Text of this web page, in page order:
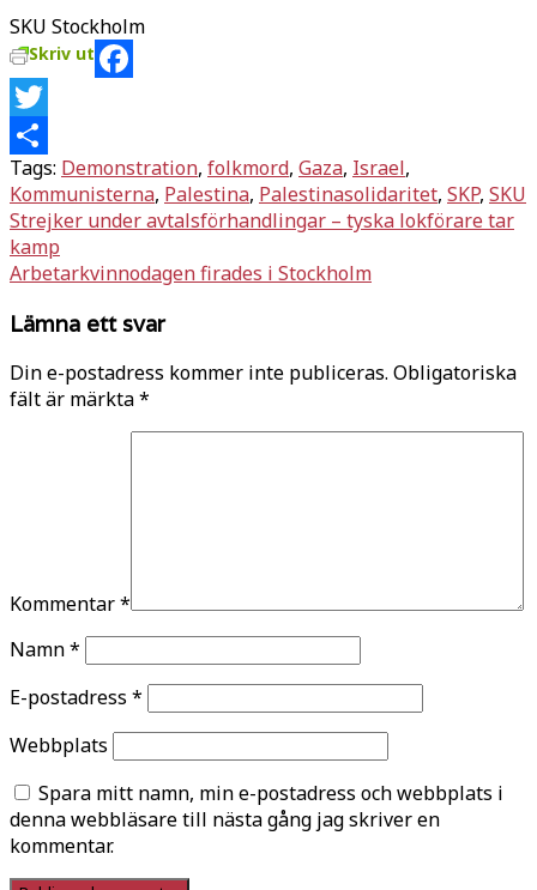
SKU Stockholm
Skriv ut
Facebook
Twitter
Dela
Tags: Demonstration, folkmord, Gaza, Israel,
Kommunisterna, Palestina, Palestinasolidaritet, SKP, SKU
Inläggsnavigering
Strejker under avtalsförhandlingar – tyska lokförare tar
kamp
Arbetarkvinnodagen firades i Stockholm
Lämna ett svar
Din e-postadress kommer inte publiceras. Obligatoriska
fält är märkta*
Kommentar*
Namn*
E-postadress *
Webbplats
Spara mitt namn, min e-postadress och webbplats i
denna webbläsare till nästa gång jag skriver en
kommentar.